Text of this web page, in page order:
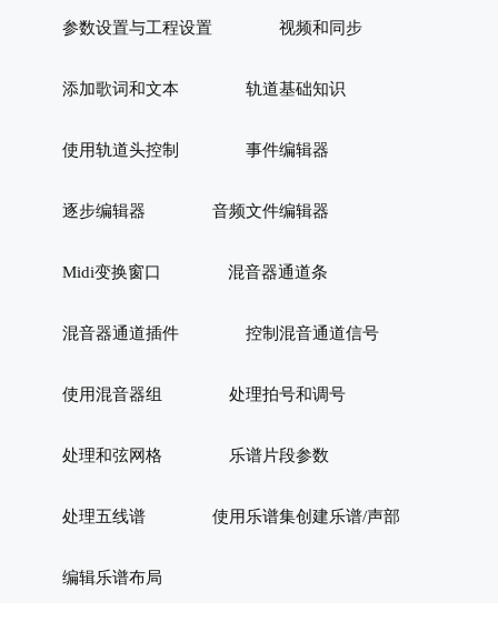
参数设置与工程设置 视频和同步
添加歌词和文本 轨道基础知识
使用轨道头控制 事件编辑器
逐步编辑器 音频文件编辑器
Midi变换窗口 混音器通道条
混音器通道插件 控制混音通道信号
使用混音器组 处理拍号和调号
处理和弦网格 乐谱片段参数
处理五线谱 使用乐谱集创建乐谱/声部
编辑乐谱布局